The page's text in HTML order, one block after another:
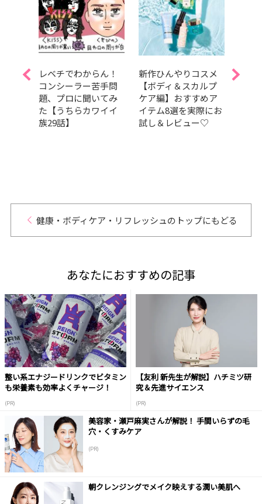
レベチでわからん！
コンシーラー苦手問
題、プロに聞いてみ
た【うちらカワイイ
族29話】
新作ひんやりコスメ
【ボディ＆スカルプ
ケア編】おすすめア
イテム8選を実際にお
試し＆レビュー♡
夏を
健康・ボディケア・リフレッシュのトップにもどる
あなたにおすすめの記事
整い系エナジードリンクでビタミン
も栄養素も効率よくチャージ！
(PR)
【友利 新先生が解説】ハチミツ研
究＆先進サイエンス
(PR)
美容家・瀬戸麻実さんが解説！ 手間いらずの毛
穴・くすみケア
(PR)
朝クレンジングでメイク映えする潤い美肌へ